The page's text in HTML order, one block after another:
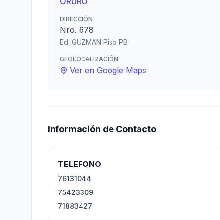
DIRECCIÓN
Nro. 678
Ed. GUZMAN Piso PB
GEOLOCALIZACIÓN
Ver en Google Maps
Información de Contacto
TELEFONO
76131044
75423309
71883427